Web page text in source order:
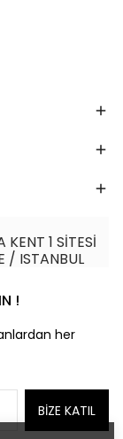
1 SİTESİ
/ ISTANBUL
!
her
BİZE KATIL